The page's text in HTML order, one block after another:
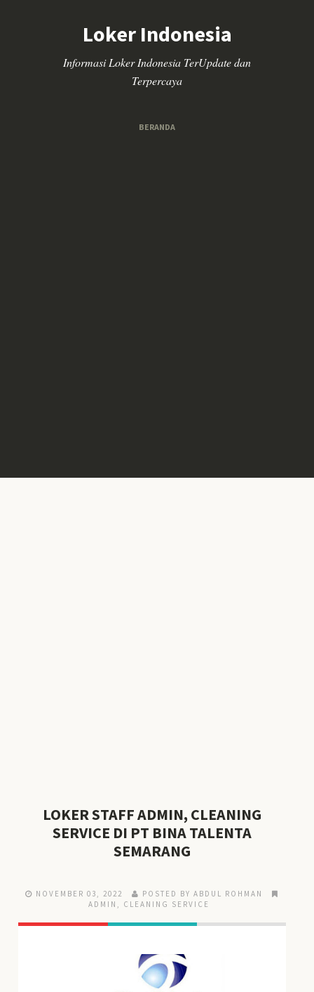
Loker Indonesia
Informasi Loker Indonesia TerUpdate dan
Terpercaya
BERANDA
LOKER STAFF ADMIN, CLEANING
SERVICE DI PT BINA TALENTA
SEMARANG
NOVEMBER 03, 2022
POSTED BY ABDUL ROHMAN
ADMIN
CLEANING SERVICE